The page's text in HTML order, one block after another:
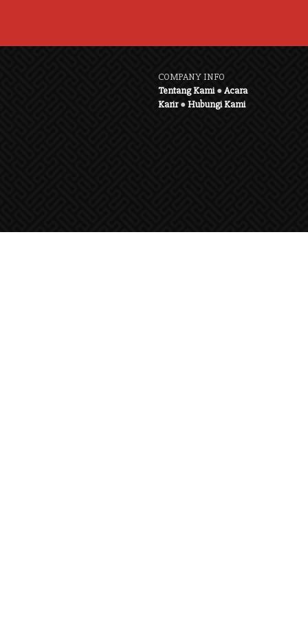
COMPANY INFO
Tentang Kami●Acara
Karir●Hubungi Kami